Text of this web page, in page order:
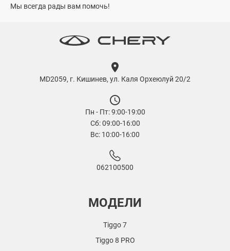
Телефон
соответствующим контролером, как описано в
дополнительной информации о ваших правах,
связанных с конфиденциальностью, и нашей
контактной информации, см. здесь
Принимая это, вы соглашаетесь на
ваших персональных данныхофициальным
дистрибьюторомSRL«GBS».
Отправить
Мы всегда рады вам помочь!
MD2059, г. Кишинев, ул. Каля Орхеюлуй 20/2
Пн - Пт: 9:00-19:00
Сб: 09:00-16:00
Вс: 10:00-16:00
062100500
МОДЕЛИ
Tiggo 7
Tiggo 8 PRO